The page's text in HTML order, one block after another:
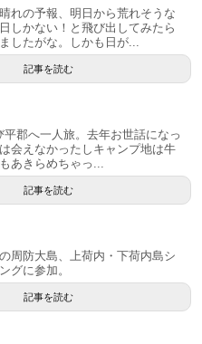
れの予報、明日から荒れそうな
しかない！と飛び出してみたら
したがな。しかも日が...
記事を読む
郡へ一人旅。去年お世話になっ
会えなかったしキャンプ地は牛
あきらめちゃっ...
記事を読む
周防大島、上荷内・下荷内島シ
グに参加。
記事を読む